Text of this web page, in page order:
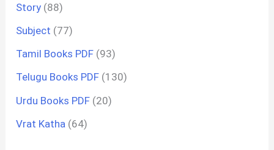
Story (88)
Subject (77)
Tamil Books PDF (93)
Telugu Books PDF (130)
Urdu Books PDF (20)
Vrat Katha (64)